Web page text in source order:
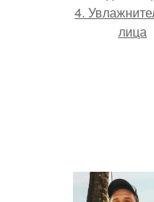
4.
лица